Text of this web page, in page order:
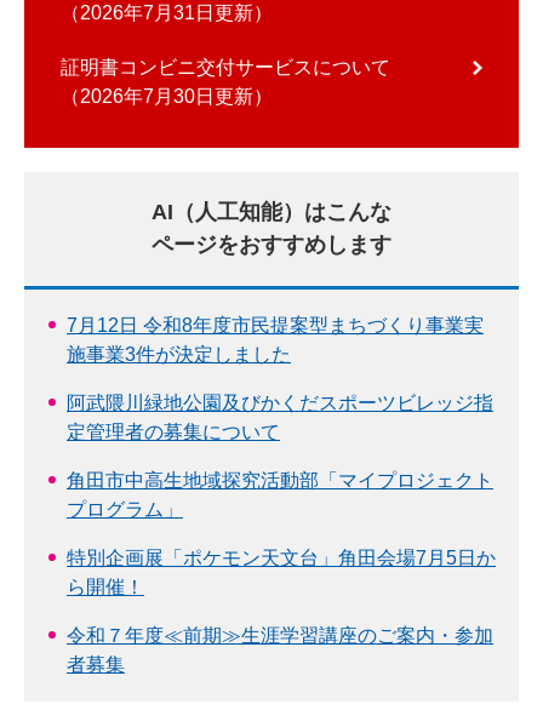
2026年7月31日更新
証明書コンビニ交付サービスについて
2026年7月30日更新
AI（人工知能）はこんな
ページをおすすめします
7月12日 令和8年度市民提案型まちづくり事業実
施事業3件が決定しました
阿武隈川緑地公園及びかくだスポーツビレッジ指
定管理者の募集について
角田市中高生地域探究活動部「マイプロジェクト
プログラム」
特別企画展「ポケモン天文台」角田会場7月5日か
ら開催！
令和７年度≪前期≫生涯学習講座のご案内・参加
者募集